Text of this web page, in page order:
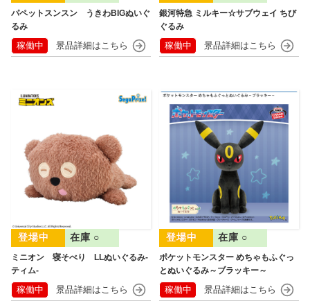
パペットスンスン うきわBIGぬいぐ
るみ
稼働中
銀河特急 ミルキー☆サブウェイ ちび
ぐるみ
稼働中
ミニオン 寝そべり LLぬいぐるみ‐
ティム‐
在庫 ○
稼働中
ポケットモンスター めちゃもふぐっ
とぬいぐるみ～ブラッキー～
在庫 ○
稼働中